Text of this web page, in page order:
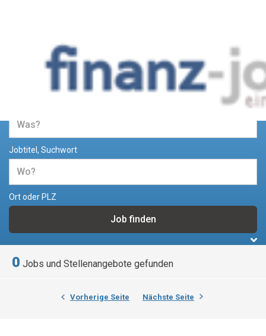
Jobs und Stellenangebote im
Bereich Finanzen
Jobtitel, Suchwort
Ort oder PLZ
0 Jobs und Stellenangebote gefunden
Vorherige Seite Nächste Seite